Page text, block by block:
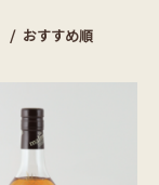
おすすめ順